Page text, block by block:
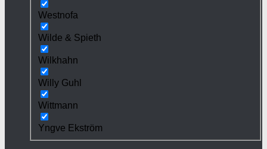
Westnofa
Wilde & Spieth
Wilkhahn
Willy Guhl
Wittmann
Yngve Ekström